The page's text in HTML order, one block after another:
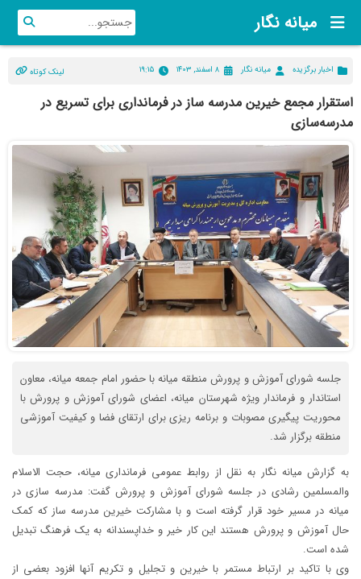
میانه نگار
اخبار برگزیده میانه نگار ۸ اسفند, ۱۴۰۳ ۱۹:۱۵ لینک کوتاه
استقرار مجمع خیرین مدرسه ساز در فرمانداری برای تسریع در
مدرسه‌سازی
جلسه شورای آموزش و پرورش منطقه میانه با حضور امام جمعه میانه، معاون
استاندار و فرماندار ویژه شهرستان میانه، اعضای شورای آموزش و پرورش با
محوریت پیگیری مصوبات و برنامه ریزی برای ارتقای فضا و کیفیت آموزشی
منطقه برگزار شد.
به گزارش میانه نگار به نقل از روابط عمومی فرمانداری میانه، حجت الاسلام
والمسلمین رشادی در جلسه شورای آموزش و پرورش گفت: مدرسه سازی در
میانه در مسیر خود قرار گرفته است و با مشارکت خیرین مدرسه ساز که کمک
حال آموزش و پرورش هستند این کار خیر و خداپسندانه به یک فرهنگ تبدیل
شده است.
وی با تاکید بر ارتباط مستمر با خیرین و تجلیل و تکریم آنها افزود بعضی از